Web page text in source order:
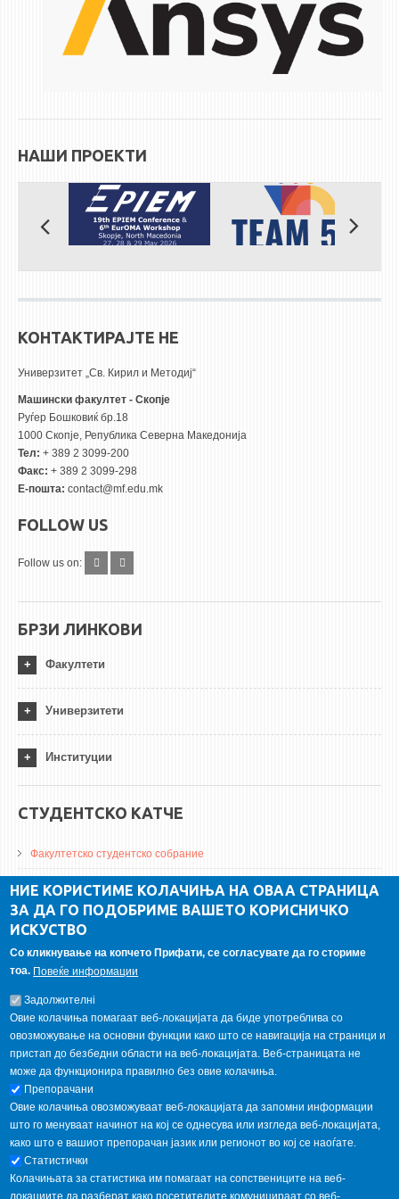
ЕКВИВАЛЕНЦИИ ОД СТАРИ СТУДИСКИ ПРОГРАМИ
БИБЛИОТЕКА
ДА ВИНЧИ МАГАЗИН
СТИПЕНДИИ/ПРАКСИ
СТИПЕНДИИ
ПРАКСИ
КОНТАКТ
НАШИ ПРОЕКТИ
КОНТАКТИРАЈТЕ НЕ
Универзитет „Св. Кирил и Методиј“
Машински факултет - Скопје
Руѓер Бошковиќ бр.18
1000 Скопје, Република Северна Македонија
Тел: + 389 2 3099-200
Факс: + 389 2 3099-298
Е-пошта: contact@mf.edu.mk
FOLLOW US
Follow us on:
БРЗИ ЛИНКОВИ
Факултети
Универзитети
Институции
СТУДЕНТСКО КАТЧЕ
Факултетско студентско собрание
ДА Винчи магазин
Алумни асоцијација
ГАЛЕРИЈА
НИЕ КОРИСТИМЕ КОЛАЧИЊА НА ОВАА СТРАНИЦА
ЗА ДА ГО ПОДОБРИМЕ ВАШЕТО КОРИСНИЧКО
ИСКУСТВО
Со кликнување на копчето Прифати, се согласувате да го сториме
тоа. Повеќе информации
Задолжителнi
Овие колачиња помагаат веб-локацијата да биде употреблива со
овозможување на основни функции како што се навигација на страници и
пристап до безбедни области на веб-локацијата. Веб-страницата не
може да функционира правилно без овие колачиња.
Препорачани
Овие колачиња овозможуваат веб-локацијата да запомни информации
што го менуваат начинот на кој се однесува или изгледа веб-локацијата,
како што е вашиот препорачан јазик или регионот во кој се наоѓате.
Статистички
Колачињата за статистика им помагаат на сопствениците на веб-
локациите да разберат како посетителите комуницираат со веб-